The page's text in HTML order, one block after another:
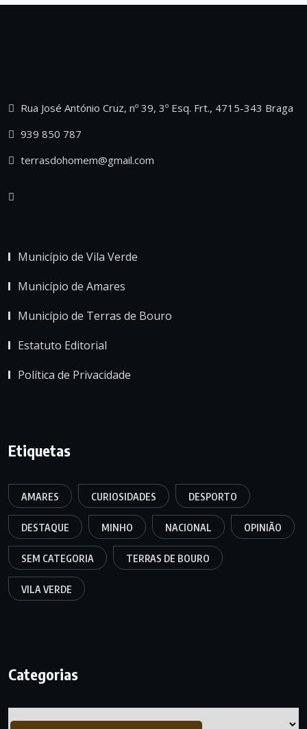
Rua José António Cruz, nº 39, 3º Esq. Frt., 4715-343 Braga
939 850 787
terrasdohomem@gmail.com
Município de Vila Verde
Município de Amares
Município de Terras de Bouro
Estatuto Editorial
Política de Privacidade
Etiquetas
AMARES CURIOSIDADES DESPORTO
DESTAQUE MINHO NACIONAL OPINIÃO
SEM CATEGORIA TERRAS DE BOURO
VILA VERDE
Categorias